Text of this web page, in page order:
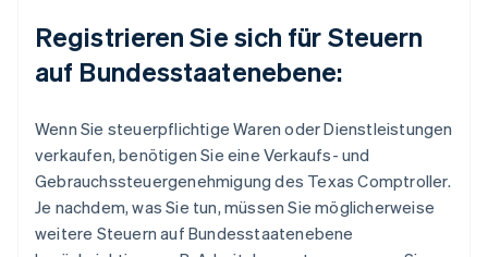
Registrieren Sie sich für Steuern
auf Bundesstaatenebene:
Wenn Sie steuerpflichtige Waren oder Dienstleistungen
verkaufen, benötigen Sie eine Verkaufs- und
Gebrauchssteuergenehmigung des Texas Comptroller.
Je nachdem, was Sie tun, müssen Sie möglicherweise
weitere Steuern auf Bundesstaatenebene